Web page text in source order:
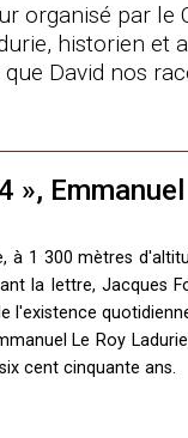
organisé par
historien
David nos
1 300 mètres
la lettre, Jacques
l'existence
Le Roy
cent cinquante ans.